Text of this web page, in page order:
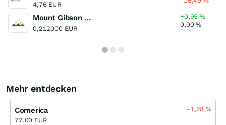
4,76 EUR
Mount Gibson Iron
0,212000 EUR
+0,95%
0,00%
Mehr entdecken
Comerica
77,00 EUR
-1,28%